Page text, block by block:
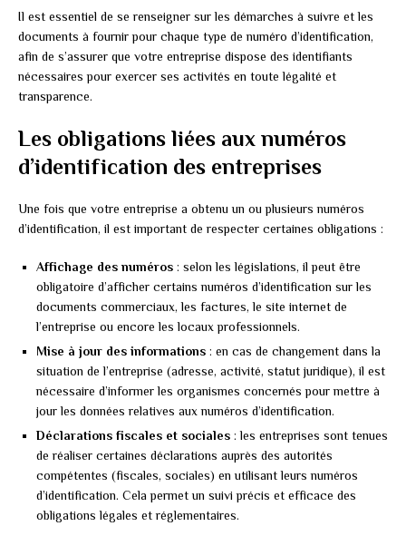
Il est essentiel de se renseigner sur les démarches à suivre et les
documents à fournir pour chaque type de numéro d’identification,
afin de s’assurer que votre entreprise dispose des identifiants
nécessaires pour exercer ses activités en toute légalité et
transparence.
Les obligations liées aux numéros
d’identification des entreprises
Une fois que votre entreprise a obtenu un ou plusieurs numéros
d’identification, il est important de respecter certaines obligations :
Affichage des numéros : selon les législations, il peut être
obligatoire d’afficher certains numéros d’identification sur les
documents commerciaux, les factures, le site internet de
l’entreprise ou encore les locaux professionnels.
Mise à jour des informations : en cas de changement dans la
situation de l’entreprise (adresse, activité, statut juridique), il est
nécessaire d’informer les organismes concernés pour mettre à
jour les données relatives aux numéros d’identification.
Déclarations fiscales et sociales : les entreprises sont tenues
de réaliser certaines déclarations auprès des autorités
compétentes (fiscales, sociales) en utilisant leurs numéros
d’identification. Cela permet un suivi précis et efficace des
obligations légales et réglementaires.